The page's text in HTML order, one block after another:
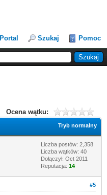
Portal Szukaj Pomoc
Ocena wątku:
Tryb normalny
Liczba postów: 2,358
Liczba wątków: 40
Dołączył: Oct 2011
Reputacja: 14
#5